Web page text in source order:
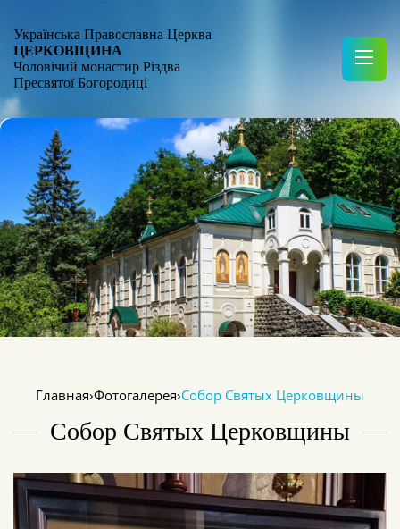
Українська Православна Церква
ЦЕРКОВЩИНА
Чоловічий монастир Різдва
Пресвятої Богородиці
Главная›Фотогалерея›Собор Святых Церковщины
Собор Святых Церковщины